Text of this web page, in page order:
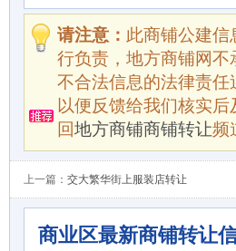
请注意： 此商铺公建信
行负责，地方商铺网
不合法信息的法律责
以便反馈给我们核实
回地方商铺商铺转让频
上一篇： 交大繁华街上服装店转让
商业区最新商铺转让